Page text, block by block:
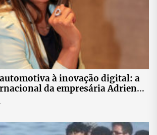
à inovação digital: a
da empresária Adriene